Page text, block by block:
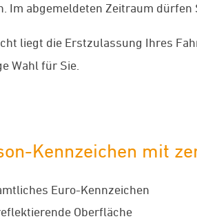
Im abgemeldeten Zeitraum
liegt die Erstzulassung Ihres
Wahl für Sie.
Kennzeichen mit
Euro-Kennzeichen
Oberfläche